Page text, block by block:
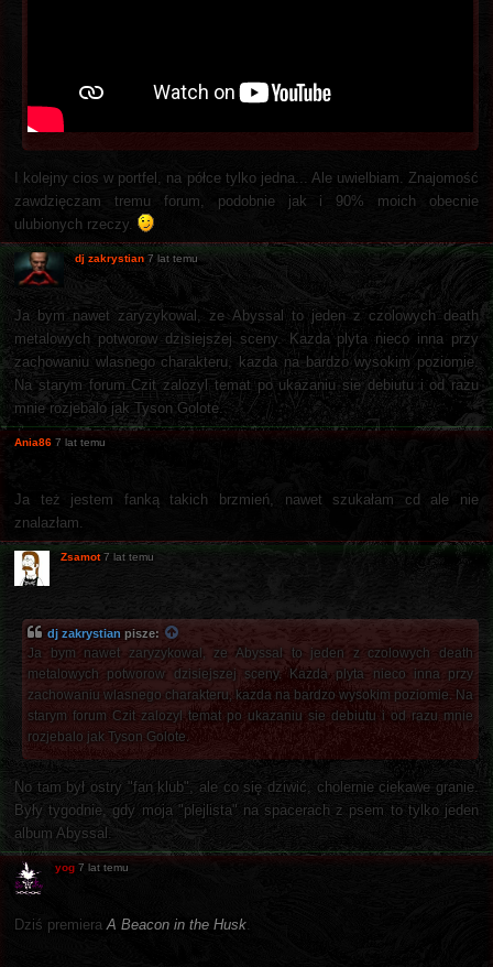
I kolejny cios w portfel, na półce tylko jedna... Ale uwielbiam. Znajomość
zawdzięczam tremu forum, podobnie jak i 90% moich obecnie
ulubionych rzeczy.
dj zakrystian 7 lat temu
Ja bym nawet zaryzykowal, ze Abyssal to jeden z czolowych death
metalowych potworow dzisiejszej sceny. Kazda plyta nieco inna przy
zachowaniu wlasnego charakteru, kazda na bardzo wysokim poziomie.
Na starym forum Czit zalozyl temat po ukazaniu sie debiutu i od razu
mnie rozjebalo jak Tyson Golote.
Ania86 7 lat temu
Ja też jestem fanką takich brzmień, nawet szukałam cd ale nie
znalazłam.
Zsamot 7 lat temu
dj zakrystian pisze:
Ja bym nawet zaryzykowal, ze Abyssal to jeden z czolowych death
metalowych potworow dzisiejszej sceny. Kazda plyta nieco inna przy
zachowaniu wlasnego charakteru, kazda na bardzo wysokim poziomie. Na
starym forum Czit zalozyl temat po ukazaniu sie debiutu i od razu mnie
rozjebalo jak Tyson Golote.
No tam był ostry "fan klub", ale co się dziwić, cholernie ciekawe granie.
Były tygodnie, gdy moja "plejlista" na spacerach z psem to tylko jeden
album Abyssal.
yog 7 lat temu
Dziś premiera A Beacon in the Husk